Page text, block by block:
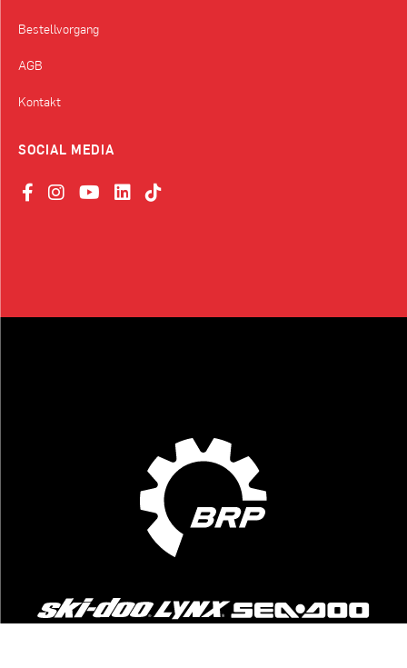
Bestellvorgang
AGB
Kontakt
SOCIAL MEDIA